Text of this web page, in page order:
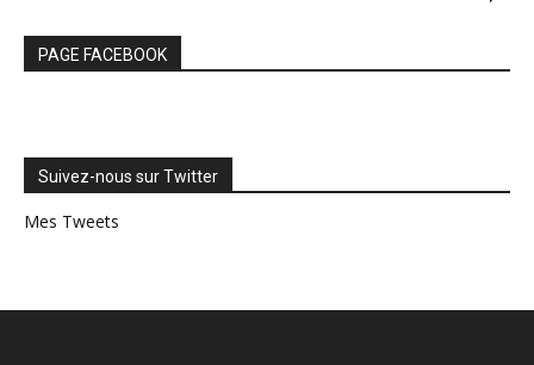
PAGE FACEBOOK
Suivez-nous sur Twitter
Mes Tweets